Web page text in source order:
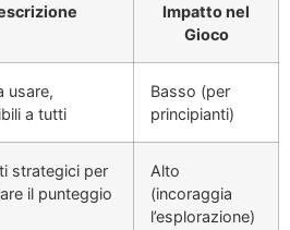
Impatto nel
Gioco
usare,
a tutti
Basso (per
principianti)
strategici per
il punteggio
Alto
(incoraggia
l’esplorazione)